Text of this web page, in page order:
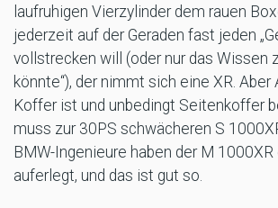
laufruhigen Vierzylinder dem rauen
jederzeit auf der Geraden fast jeden
vollstrecken will (oder nur das Wissen
könnte“), der nimmt sich eine XR. Aber
Koffer ist und unbedingt Seitenkoffer
muss zur 30PS schwächeren S
BMW-Ingenieure haben der M
auferlegt, und das ist gut so.